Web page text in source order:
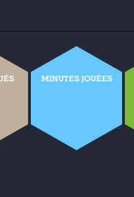
MINUTES JOUÉES